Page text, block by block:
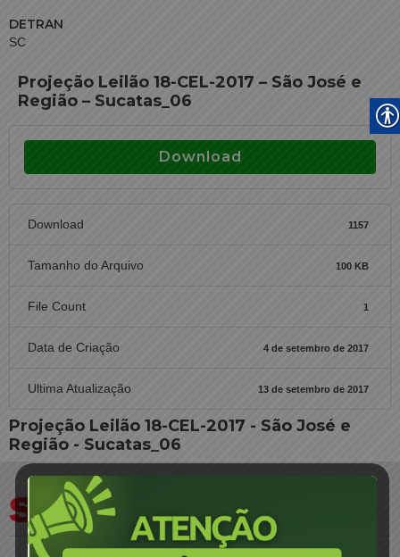
DETRAN
SC
Projeção Leilão 18-CEL-2017 – São José e
Região – Sucatas_06
Download
Download 1157
Tamanho do Arquivo 100 KB
File Count 1
Data de Criação 4 de setembro de 2017
Ultima Atualização 13 de setembro de 2017
Projeção Leilão 18-CEL-2017 - São José e
Região - Sucatas_06